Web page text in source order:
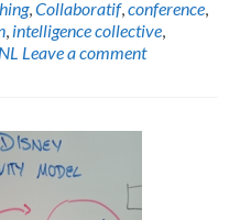
,Collaboratif,conference,
, intelligence collective,
Leave a comment